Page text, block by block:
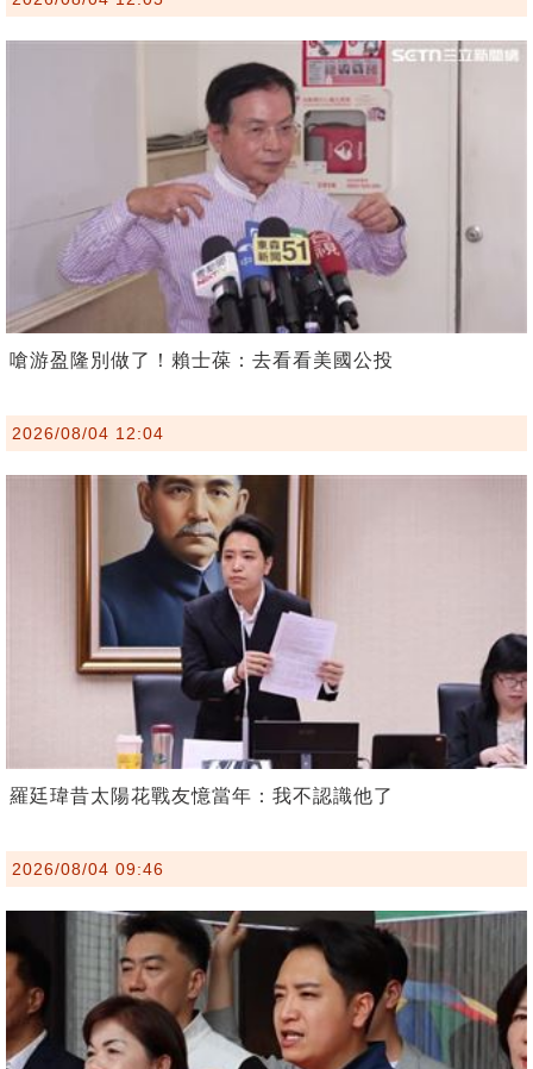
嗆游盈隆別做了！賴士葆：去看看美國公投
2026/08/04 12:04
羅廷瑋昔太陽花戰友憶當年：我不認識他了
2026/08/04 09:46